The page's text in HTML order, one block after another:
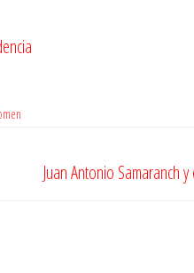
Juan Antonio Samaranch